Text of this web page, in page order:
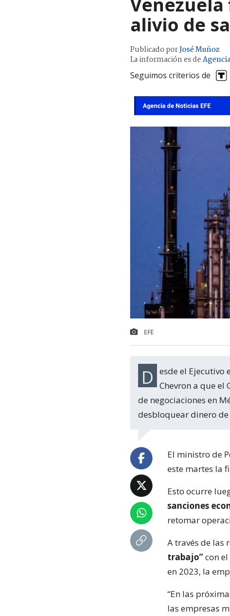
alivio de
Publicado porJosé Muñoz
La información es de
Seguimos criterios de
EFE
Desde el Ejecutivo estadounidense se había supeditado cualquier decisión sobre
Chevron a que el
de negociaciones en
desbloquear dinero
El ministro de
este martes la
Esto ocurre
sanciones
retomar
A través de las
trabajo”con
en 2023, la
“En las
las empresas